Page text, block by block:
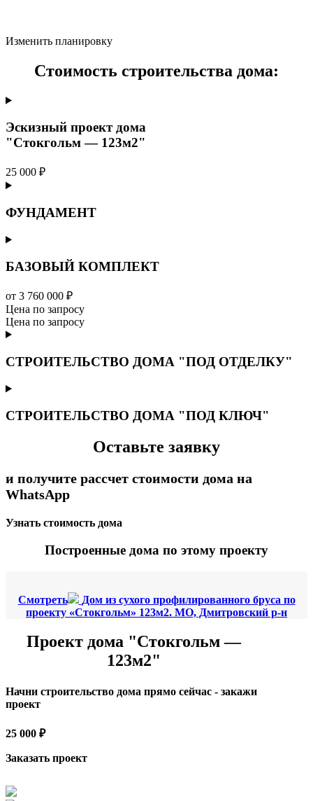
Изменить планировку
Стоимость строительства дома:
Эскизный проект дома
"Стокгольм — 123м2"
25 000 ₽
ФУНДАМЕНТ
БАЗОВЫЙ КОМПЛЕКТ
от 3 760 000 ₽
Цена по запросу
Цена по запросу
СТРОИТЕЛЬСТВО ДОМА "ПОД ОТДЕЛКУ"
СТРОИТЕЛЬСТВО ДОМА "ПОД КЛЮЧ"
Оставьте заявку
и получите рассчет стоимости дома на
WhatsApp
Узнать стоимость дома
Построенные дома по этому проекту
Смотреть
Дом из сухого профилированного бруса по
проекту «Стокгольм» 123м2. МО, Дмитровский р-н
Проект дома "Стокгольм —
123м2"
Начни строительство дома прямо сейчас - закажи
проект
25 000 ₽
Заказать проект